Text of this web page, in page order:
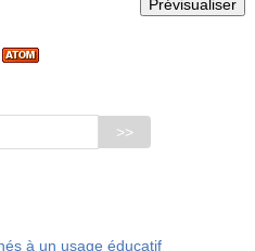
à un usage éducatif